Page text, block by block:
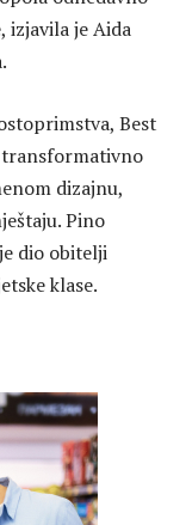
izjavila je Aida
Best
dizajnu,
Pino
dio obitelji
klase.